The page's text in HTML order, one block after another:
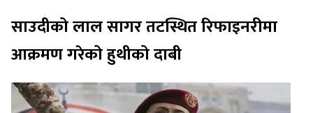
साउदीको लाल सागर तटस्थित रिफाइनरीमा
आक्रमण गरेको हुथीको दाबी